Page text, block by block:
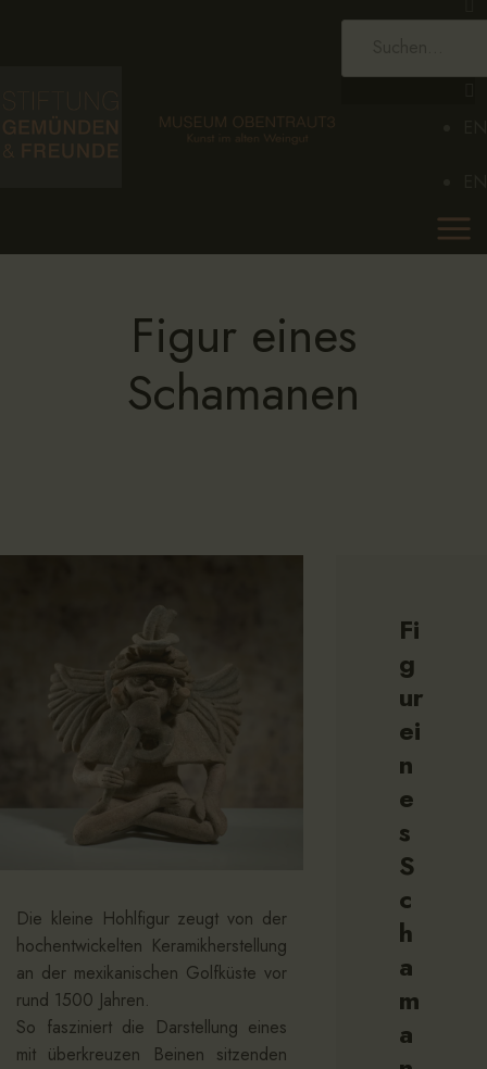
Figur eines
Schamanen
MUSEUM
KALENDER
AKTUELLES
KONTAKT
Die kleine Hohlfigur zeugt von der
hochentwickelten Keramikherstellung
an der mexikanischen Golfküste vor
rund 1500 Jahren.
So fasziniert die Darstellung eines
mit überkreuzen Beinen sitzenden
Fi
g
ur
ei
n
e
s
S
c
h
a
m
a